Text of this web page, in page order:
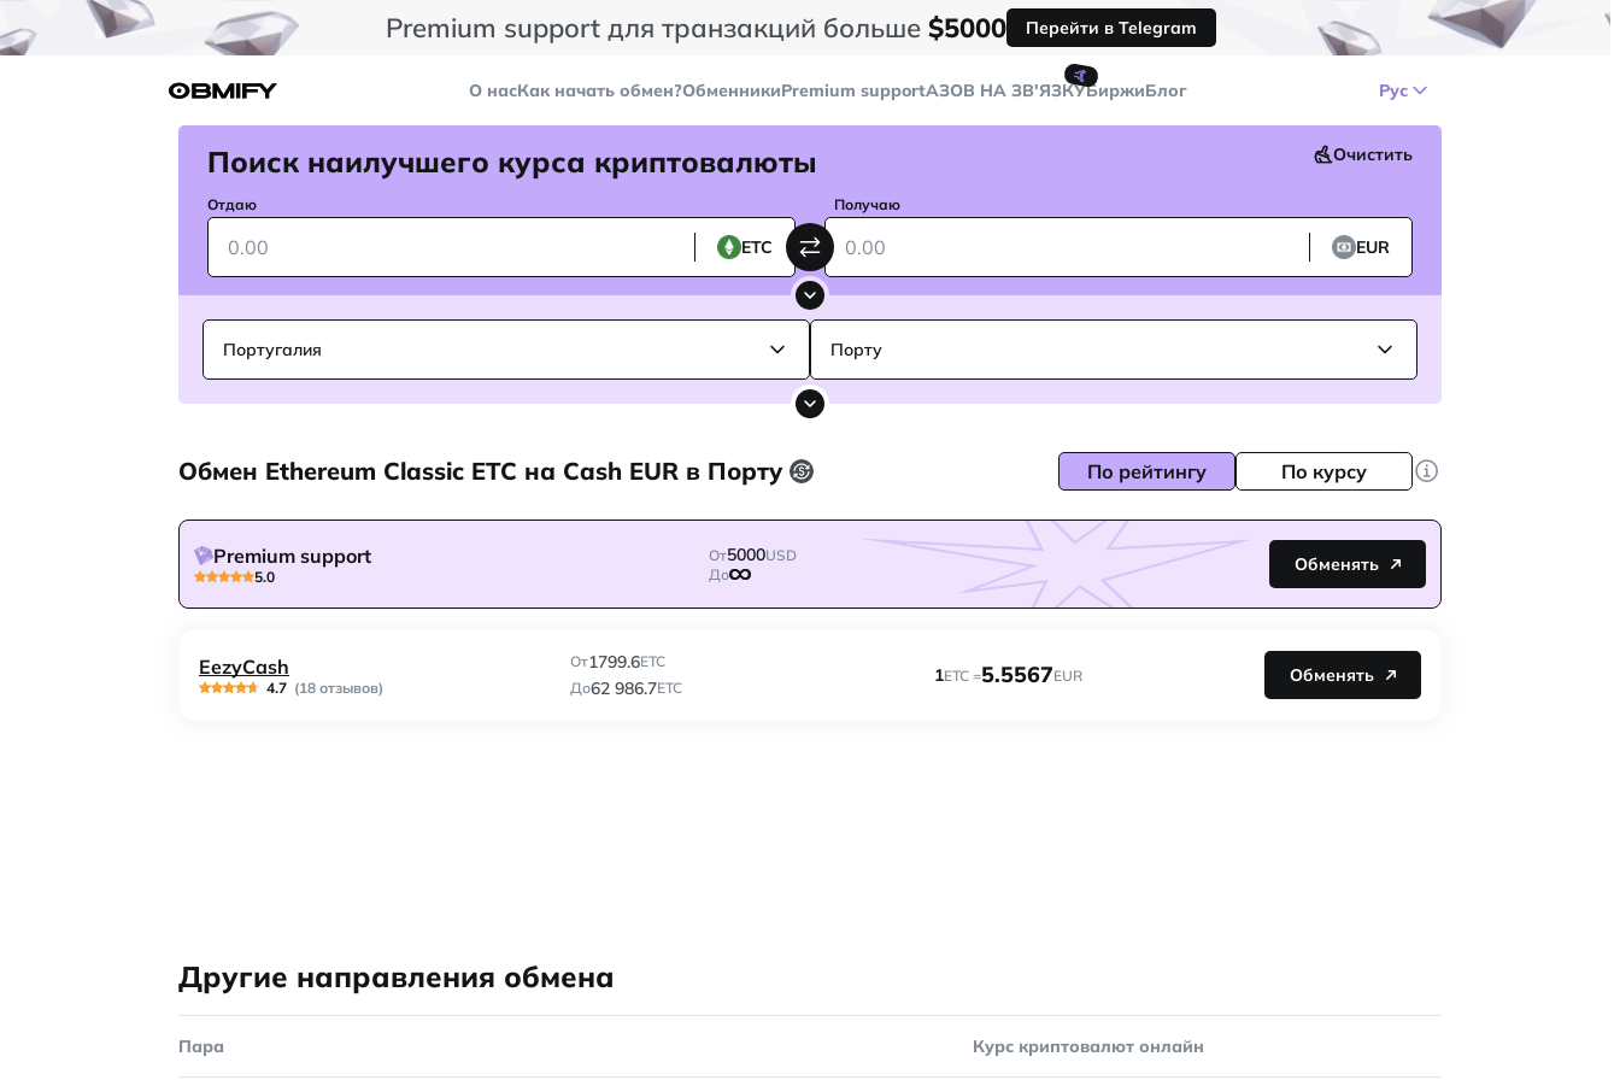
Premium support для транзакций больше $5000 Перейти в Telegram
О насКак начать обмен?ОбменникиPremium support
🤙
AЗОВ НА ЗВ'ЯЗКУБиржиБлог Рус
Поиск наилучшего курса криптовалюты Очистить
Отдаю
ETC
Получаю
EUR
Португалия Порту
Обмен Ethereum Classic ETC на Cash EUR в Порту По рейтингу По курсу
Premium support
5.0
От5000USD
До
Обменять
EezyCash
4.7 (18 отзывов)
От1799.6ETC
До62 986.7ETC
1ETC =5.5567EUR Обменять
Другие направления обмена
Пара Курс криптовалют онлайн